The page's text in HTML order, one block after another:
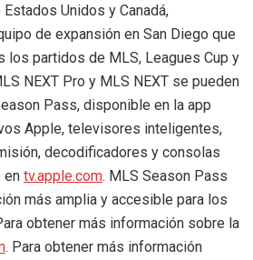
Unidos y Canadá,
de expansión en San Diego que
los partidos de MLS, Leagues Cup y
NEXT Pro y MLS NEXT se pueden
Pass, disponible en la app
Apple, televisores inteligentes,
decodificadores y consolas
en tv.apple.com. MLS Season Pass
más amplia y accesible para los
obtener más información sobre la
. Para obtener más información